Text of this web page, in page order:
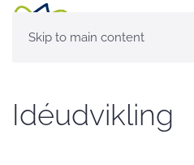
Skip to main content
Idéudvikling